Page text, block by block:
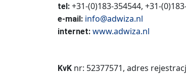
tel: +31-(0)183-354544, +31-
e-mail: info@adwiza.nl
internet: www.adwiza.nl
KvK nr: 52377571, adres